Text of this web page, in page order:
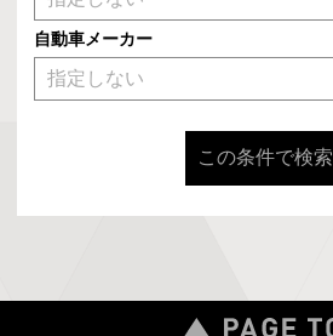
自動車メーカー
この条件で検索